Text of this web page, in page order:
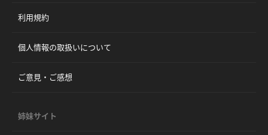
利用規約
個人情報の取扱いについて
ご意見・ご感想
姉妹サイト